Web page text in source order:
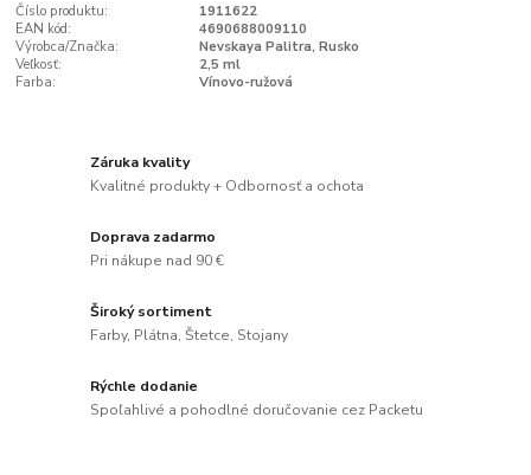
Číslo produktu:
1911622
EAN kód:
4690688009110
Výrobca/Značka:
Nevskaya Palitra, Rusko
Veľkosť:
2,5 ml
Farba:
Vínovo-ružová
Záruka kvality
Kvalitné produkty + Odbornosť a ochota
Doprava zadarmo
Pri nákupe nad 90 €
Široký sortiment
Farby, Plátna, Štetce, Stojany
Rýchle dodanie
Spoľahlivé a pohodlné doručovanie cez Packetu